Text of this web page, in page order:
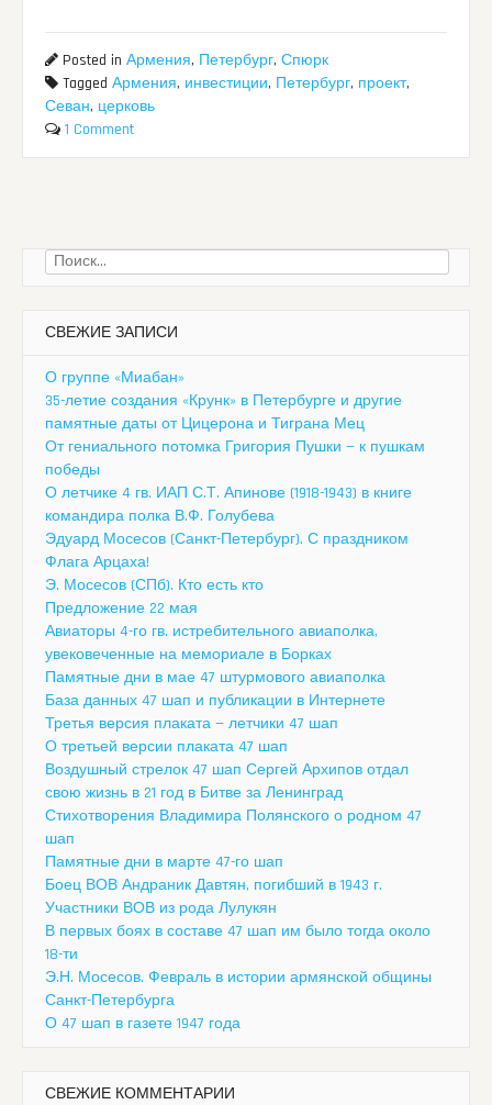
Posted inАрмения, Петербург,Спюрк
TaggedАрмения, инвестиции, Петербург, проект,
Севан, церковь
1 Comment
Найти:
СВЕЖИЕ ЗАПИСИ
О группе «Миабан»
35-летие создания «Крунк» в Петербурге и другие
памятные даты от Цицерона и Тиграна Мец
От гениального потомка Григория Пушки — к пушкам
победы
О летчике 4 гв. ИАП С.Т. Апинове (1918-1943) в книге
командира полка В.Ф. Голубева
Эдуард Мосесов (Санкт-Петербург). С праздником
Флага Арцаха!
Э. Мосесов (СПб). Кто есть кто
Предложение 22 мая
Авиаторы 4-го гв. истребительного авиаполка,
увековеченные на мемориале в Борках
Памятные дни в мае 47 штурмового авиаполка
База данных 47 шап и публикации в Интернете
Третья версия плаката — летчики 47 шап
О третьей версии плаката 47 шап
Воздушный стрелок 47 шап Сергей Архипов отдал
свою жизнь в 21 год в Битве за Ленинград
Стихотворения Владимира Полянского о родном 47
шап
Памятные дни в марте 47-го шап
Боец ВОВ Андраник Давтян, погибший в 1943 г.
Участники ВОВ из рода Лулукян
В первых боях в составе 47 шап им было тогда около
18-ти
Э.Н. Мосесов. Февраль в истории армянской общины
Санкт-Петербурга
О 47 шап в газете 1947 года
СВЕЖИЕ КОММЕНТАРИИ